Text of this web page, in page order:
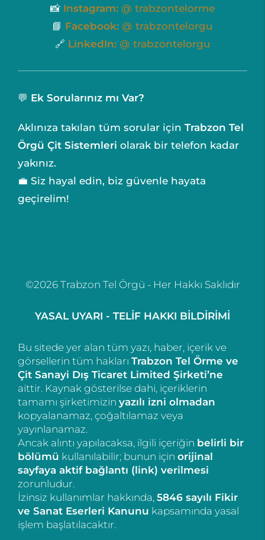
📸 Instagram: @ trabzontelorme
📘 Facebook: @ trabzontelorgu
🔗 LinkedIn:@ trabzontelorgu
💬 Ek Sorularınız mı Var?
Aklınıza takılan tüm sorular için Trabzon Tel
Örgü Çit Sistemleri olarak bir telefon kadar
yakınız.
💼 Siz hayal edin, biz güvenle hayata
geçirelim!
©2026 Trabzon Tel Örgü - Her Hakkı Saklıdır
YASAL UYARI - TELİF HAKKI BİLDİRİMİ
Bu sitede yer alan tüm yazı, haber, içerik ve
görsellerin tüm hakları Trabzon Tel Örme ve
Çit Sanayi Dış Ticaret Limited Şirketi’ne
aittir. Kaynak gösterilse dahi, içeriklerin
tamamı şirketimizin yazılı izni olmadan
kopyalanamaz, çoğaltılamaz veya
yayınlanamaz.
Ancak alıntı yapılacaksa, ilgili içeriğin belirli bir
bölümü kullanılabilir; bunun için orijinal
sayfaya aktif bağlantı (link) verilmesi
zorunludur.
İzinsiz kullanımlar hakkında, 5846 sayılı Fikir
ve Sanat Eserleri Kanunu kapsamında yasal
işlem başlatılacaktır.